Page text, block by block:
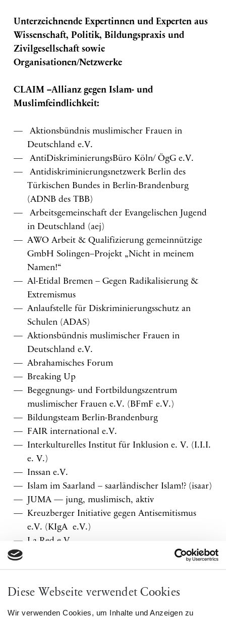
Diese Webseite verwendet Cookies
Wir verwenden Cookies, um Inhalte und Anzeigen zu
Unterzeichnende Expertinnen und Experten aus
Wissenschaft, Politik, Bildungspraxis und
Zivilgesellschaft sowie
Organisationen/Netzwerke
CLAIM –Allianz gegen Islam- und
Muslimfeindlichkeit:
Aktionsbündnis muslimischer Frauen in
Deutschland e.V.
AntiDiskriminierungsBüro Köln/ ÖgG e.V.
Antidiskriminierungsnetzwerk Berlin des
Türkischen Bundes in Berlin-Brandenburg
(ADNB des TBB)
Arbeitsgemeinschaft der Evangelischen Jugend
in Deutschland (aej)
AWO Arbeit & Qualifizierung gemeinnützige
GmbH Solingen–Projekt „Nicht in meinem
Namen!“
Al-Etidal Bremen – Gegen Radikalisierung &
Extremismus
Anlaufstelle für Diskriminierungsschutz an
Schulen (ADAS)
Aktionsbündnis muslimischer Frauen in
Deutschland e.V.
Abrahamisches Forum
Breaking Up
Begegnungs- und Fortbildungszentrum
muslimischer Frauen e.V. (BFmF e.V.)
Bildungsteam Berlin-Brandenburg
FAIR international e.V.
Interkulturelles Institut für Inklusion e. V. (I.I.I.
e. V.)
Inssan e.V.
Islam im Saarland – saarländischer Islam!? (isaar)
JUMA — jung, muslimisch, aktiv
Kreuzberger Initiative gegen Antisemitismus
e.V. (KIgA e.V.)
La Red e.V.
Muslimrat München e.V.
Rat muslimischer Studierender und Akademiker